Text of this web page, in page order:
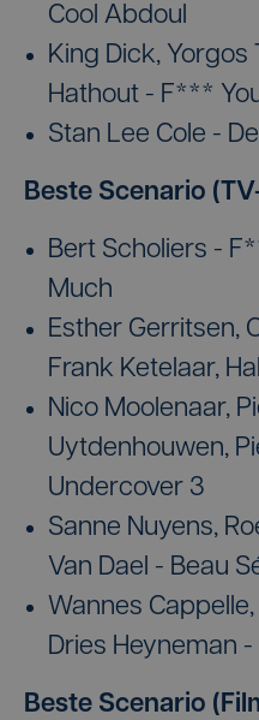
Cool Abdoul
King Dick,
Hathout - F***
Stan Lee Cole -
Beste Scenario
Bert Scholiers -
Much
Esther Gerritsen,
Frank Ketelaar,
Nico Moolenaar,
Uytdenhouwen,
Undercover 3
Sanne Nuyens,
Van Dael - Beau
Wannes
Dries Heyneman -
Beste Scenario